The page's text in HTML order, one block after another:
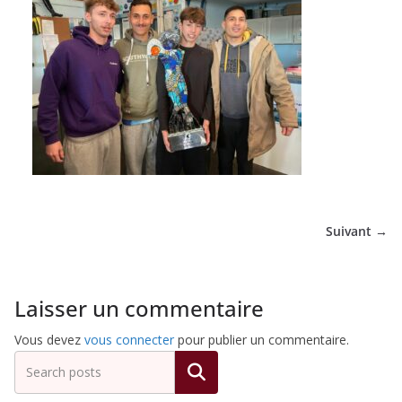
de
Hockey
Subaquatique
Suivant →
Laisser un commentaire
Vous devez vous connecter pour publier un commentaire.
Rechercher